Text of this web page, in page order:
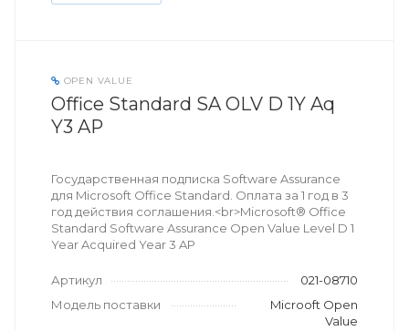
OPEN VALUE
Office Standard SA OLV D 1Y Aq
Y3 AP
Государственная подписка Software Assurance
для Microsoft Office Standard. Оплата за 1 год в 3
год действия соглашения.<br>Microsoft® Office
Standard Software Assurance Open Value Level D 1
Year Acquired Year 3 AP
Артикул
021-08710
Модель поставки
Microoft Open
Value